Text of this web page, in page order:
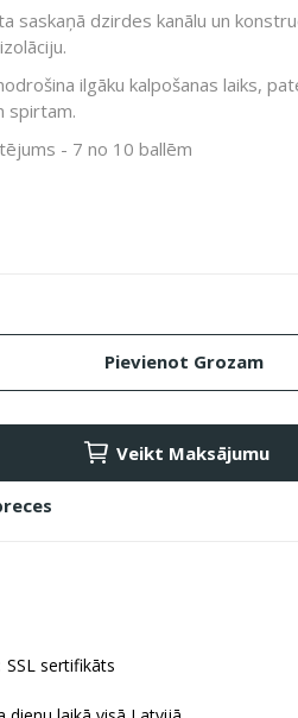
saskaņā dzirdes kanālu un
ilgāku kalpošanas laiks,
spirtam.
- 7 no 10 ballēm
Pievienot Grozam
Veikt Maksājumu
SSL sertifikāts